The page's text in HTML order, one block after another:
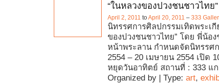
“ในหลวงของปวงชนชาวไทย”
April 2, 2011 toApril 20, 2011 – 333
นิทรรศการศิลปกรรมเทิดพระเกี
ของปวงชนชาวไทย” โดย พี่น้อ
หน้าพระลาน กำหนดจัดนิทรรศ
2554 – 20 เมษายน 2554 เปิด
หยุดวันอาทิตย์ สถานที่ : 333 แก
Organized by | Type: art,